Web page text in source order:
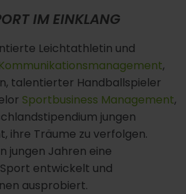
IM EINKLANG
Leichtathletin und
Kommunikationsmanagement,
talentierter Handballspieler
Sportbusiness Management,
jungen
ihre Träume zu verfolgen.
jungen Jahren eine
entwickelt und
ausprobiert.